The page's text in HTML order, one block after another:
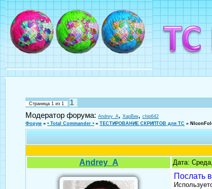
Страница 1 из 1
1
Модератор форума: Andrey_A, ХарВик, chip642
Форум » • Total Commander • » ТЕСТИРОВАНИЕ СКРИПТОВ для TC »
Andrey_A Дата:
Послать